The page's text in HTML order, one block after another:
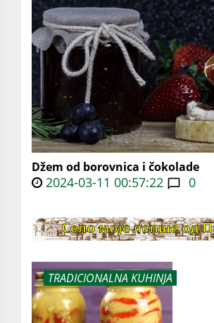
Džem od borovnica i čokolade
2024-03-11 00:57:22 0
TRADICIONALNA KUHINJA